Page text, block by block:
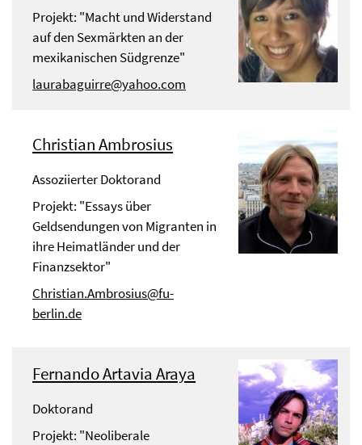
Projekt: "Macht und Widerstand
auf den Sexmärkten an der
mexikanischen Südgrenze"
laurabaguirre@yahoo.com
Christian Ambrosius
Assoziierter Doktorand
Projekt: "Essays über
Geldsendungen von Migranten in
ihre Heimatländer und der
Finanzsektor"
Christian.Ambrosius@fu-
berlin.de
Fernando Artavia Araya
Doktorand
Projekt: "Neoliberale